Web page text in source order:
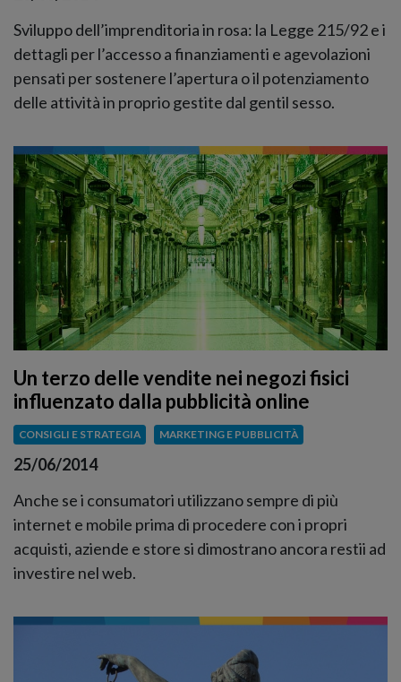
Sviluppo dell’imprenditoria in rosa: la Legge 215/92 e i
dettagli per l’accesso a finanziamenti e agevolazioni
pensati per sostenere l’apertura o il potenziamento
delle attività in proprio gestite dal gentil sesso.
Un terzo delle vendite nei negozi fisici
influenzato dalla pubblicità online
CONSIGLI E STRATEGIA MARKETING E PUBBLICITÀ
25/06/2014
Anche se i consumatori utilizzano sempre di più
internet e mobile prima di procedere con i propri
acquisti, aziende e store si dimostrano ancora restii ad
investire nel web.